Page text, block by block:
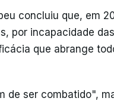
concluiu que, em
por incapacidade
que abrange
de ser combatido",